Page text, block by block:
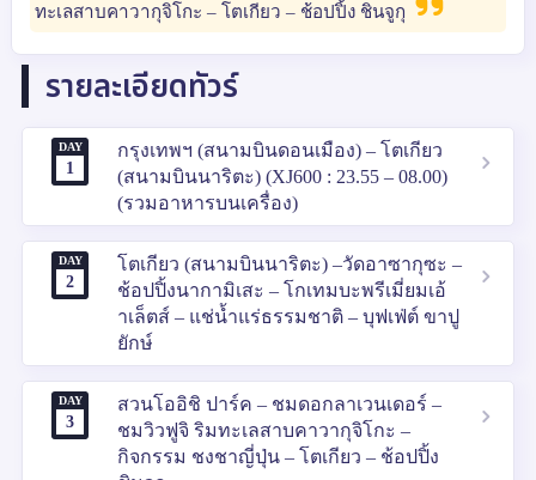
ทะเลสาบคาวากุจิโกะ – โตเกียว – ช้อปปิ้ง ชินจูกุ
รายละเอียดทัวร์
DAY
1
กรุงเทพฯ (สนามบินดอนเมือง) – โตเกียว
(สนามบินนาริตะ) (XJ600 : 23.55 – 08.00)
(รวมอาหารบนเครื่อง)
DAY
2
โตเกียว (สนามบินนาริตะ) –วัดอาซากุซะ –
ช้อปปิ้งนากามิเสะ – โกเทมบะพรีเมี่ยมเอ้
าเล็ตส์ – แช่น้ำแร่ธรรมชาติ – บุฟเฟ่ต์ ขาปู
ยักษ์
DAY
3
สวนโออิชิ ปาร์ค – ชมดอกลาเวนเดอร์ –
ชมวิวฟูจิ ริมทะเลสาบคาวากุจิโกะ –
กิจกรรม ชงชาญี่ปุ่น – โตเกียว – ช้อปปิ้ง